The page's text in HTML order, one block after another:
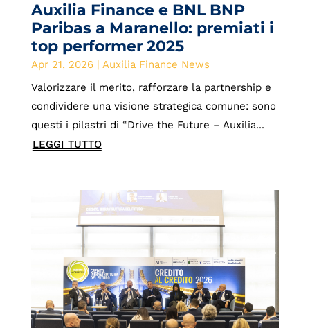
Auxilia Finance e BNL BNP
Paribas a Maranello: premiati i
top performer 2025
Apr 21, 2026| Auxilia Finance News
Valorizzare il merito, rafforzare la partnership e
condividere una visione strategica comune: sono
questi i pilastri di “Drive the Future – Auxilia...
LEGGI TUTTO